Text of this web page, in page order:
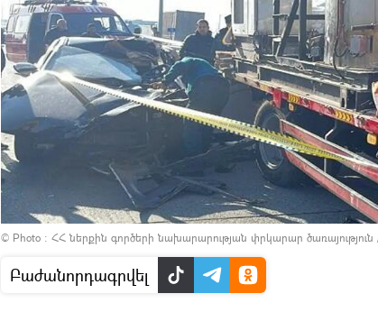
© Photo : ՀՀ ներքին գործերի նախարարության փրկարար ծառայություն /
Բաժանորդագրվել